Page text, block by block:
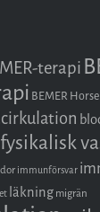
terapi
BEMER
fysikalisk
immunförsvar
läkningmigrän